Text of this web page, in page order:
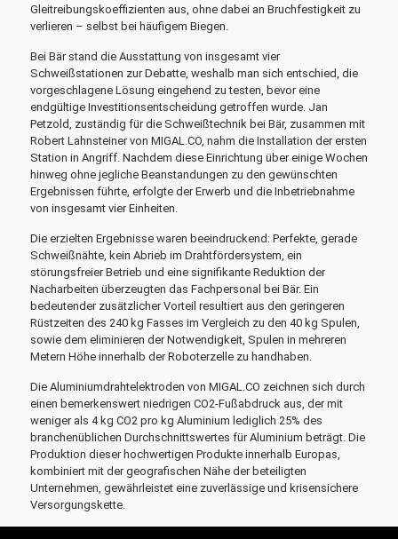
Gleitreibungskoeffizienten aus, ohne dabei an Bruchfestigkeit zu
verlieren – selbst bei häufigem Biegen.
Bei Bär stand die Ausstattung von insgesamt vier
Schweißstationen zur Debatte, weshalb man sich entschied, die
vorgeschlagene Lösung eingehend zu testen, bevor eine
endgültige Investitionsentscheidung getroffen wurde. Jan
Petzold, zuständig für die Schweißtechnik bei Bär, zusammen mit
Robert Lahnsteiner von MIGAL.CO, nahm die Installation der ersten
Station in Angriff. Nachdem diese Einrichtung über einige Wochen
hinweg ohne jegliche Beanstandungen zu den gewünschten
Ergebnissen führte, erfolgte der Erwerb und die Inbetriebnahme
von insgesamt vier Einheiten.
Die erzielten Ergebnisse waren beeindruckend: Perfekte, gerade
Schweißnähte, kein Abrieb im Drahtfördersystem, ein
störungsfreier Betrieb und eine signifikante Reduktion der
Nacharbeiten überzeugten das Fachpersonal bei Bär. Ein
bedeutender zusätzlicher Vorteil resultiert aus den geringeren
Rüstzeiten des 240 kg Fasses im Vergleich zu den 40 kg Spulen,
sowie dem eliminieren der Notwendigkeit, Spulen in mehreren
Metern Höhe innerhalb der Roboterzelle zu handhaben.
Die Aluminiumdrahtelektroden von MIGAL.CO zeichnen sich durch
einen bemerkenswert niedrigen CO2-Fußabdruck aus, der mit
weniger als 4 kg CO2 pro kg Aluminium lediglich 25% des
branchenüblichen Durchschnittswertes für Aluminium beträgt. Die
Produktion dieser hochwertigen Produkte innerhalb Europas,
kombiniert mit der geografischen Nähe der beteiligten
Unternehmen, gewährleistet eine zuverlässige und krisensichere
Versorgungskette.